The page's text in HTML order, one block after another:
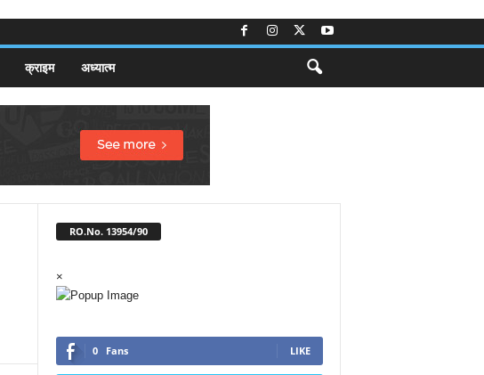
क्राइम अध्यात्म
RO.No. 13954/90
×
0 Fans LIKE